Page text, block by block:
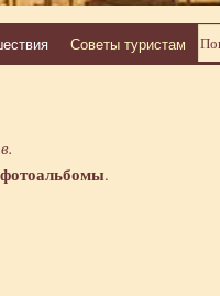
Советы туристам
фотоальбомы.